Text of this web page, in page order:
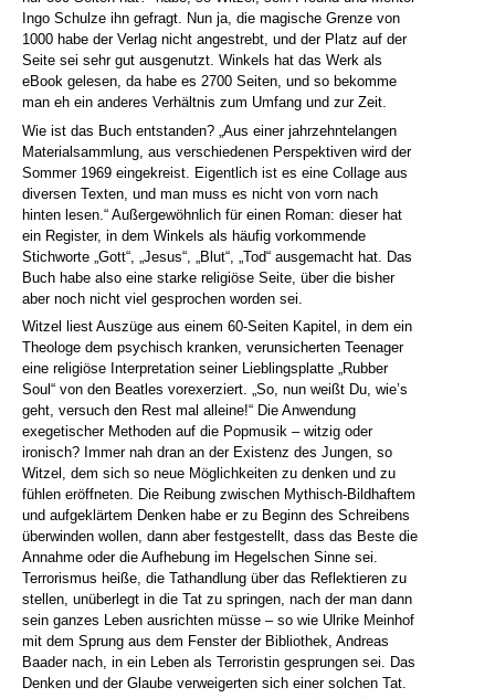
Ingo Schulze ihn gefragt. Nun ja, die magische Grenze von
1000 habe der Verlag nicht angestrebt, und der Platz auf der
Seite sei sehr gut ausgenutzt. Winkels hat das Werk als
eBook gelesen, da habe es 2700 Seiten, und so bekomme
man eh ein anderes Verhältnis zum Umfang und zur Zeit.
Wie ist das Buch entstanden? „Aus einer jahrzehntelangen
Materialsammlung, aus verschiedenen Perspektiven wird der
Sommer 1969 eingekreist. Eigentlich ist es eine Collage aus
diversen Texten, und man muss es nicht von vorn nach
hinten lesen.“ Außergewöhnlich für einen Roman: dieser hat
ein Register, in dem Winkels als häufig vorkommende
Stichworte „Gott“, „Jesus“, „Blut“, „Tod“ ausgemacht hat. Das
Buch habe also eine starke religiöse Seite, über die bisher
aber noch nicht viel gesprochen worden sei.
Witzel liest Auszüge aus einem 60-Seiten Kapitel, in dem ein
Theologe dem psychisch kranken, verunsicherten Teenager
eine religiöse Interpretation seiner Lieblingsplatte „Rubber
Soul“ von den Beatles vorexerziert. „So, nun weißt Du, wie’s
geht, versuch den Rest mal alleine!“ Die Anwendung
exegetischer Methoden auf die Popmusik – witzig oder
ironisch? Immer nah dran an der Existenz des Jungen, so
Witzel, dem sich so neue Möglichkeiten zu denken und zu
fühlen eröffneten. Die Reibung zwischen Mythisch-Bildhaftem
und aufgeklärtem Denken habe er zu Beginn des Schreibens
überwinden wollen, dann aber festgestellt, dass das Beste die
Annahme oder die Aufhebung im Hegelschen Sinne sei.
Terrorismus heiße, die Tathandlung über das Reflektieren zu
stellen, unüberlegt in die Tat zu springen, nach der man dann
sein ganzes Leben ausrichten müsse – so wie Ulrike Meinhof
mit dem Sprung aus dem Fenster der Bibliothek, Andreas
Baader nach, in ein Leben als Terroristin gesprungen sei. Das
Denken und der Glaube verweigerten sich einer solchen Tat.